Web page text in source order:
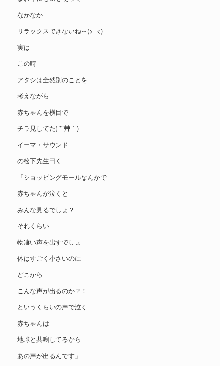
なかなか
リラックスできないね～(>_<)
実は
この時
アタシは全然別のことを
考えながら
赤ちゃんを横目で
チラ見してた( *´艸｀)
イーマ・サウンド
の松下先生曰く
「ショッピングモールなんかで
赤ちゃんが泣くと
みんな見るでしょ？
それくらい
物凄い声を出すでしょ
体はすごく小さいのに
どこから
こんな声が出るのか？！
というくらいの声で泣く
赤ちゃんは
地球と共鳴してるから
あの声が出るんです」